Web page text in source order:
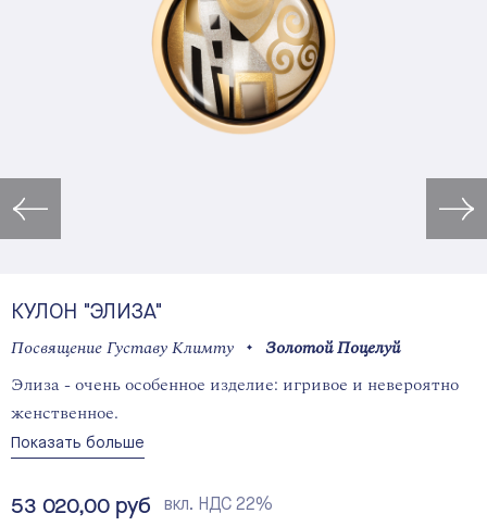
КУЛОН "ЭЛИЗА"
Посвящение Густаву Климту
Золотой Поцелуй
Элиза - очень особенное изделие: игривое и невероятно
женственное.
Показать больше
53 020,00 руб вкл. НДС 22%